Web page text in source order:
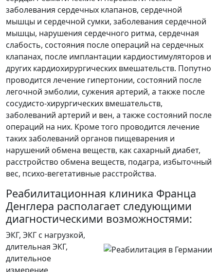
заболевания сердечных клапанов, сердечной
мышцы и сердечной сумки, заболевания сердечной
мышцы, нарушения сердечного ритма, сердечная
слабость, состояния после операций на сердечных
клапанах, после имплантации кардиостимуляторов и
других кардиохирургических вмешательств. Попутно
проводится лечение гипертонии, состояний после
легочной эмболии, сужения артерий, а также после
сосудисто-хирургических вмешательств,
заболеваний артерий и вен, а также состояний после
операций на них. Кроме того проводится лечение
таких заболеваний органов пищеварения и
нарушений обмена веществ, как сахарный диабет,
расстройство обмена веществ, подагра, избыточный
вес, психо-вегетативные расстройства.
Реабилитационная клиника Франца
Денглера располагает следующими
диагностическими возможностями:
ЭКГ, ЭКГ с нагрузкой,
длительная ЭКГ,
длительное